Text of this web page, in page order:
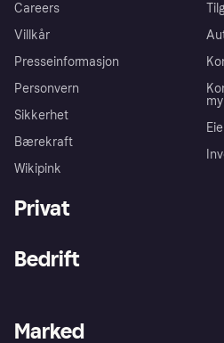
Careers
Villkår
Presseinformasjon
Personvern
Sikkerhet
Bærekraft
Wikipink
Privat
Utforsk butikker
Bedrift
Merchant portal
Marked